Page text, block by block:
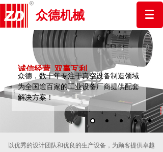
众德机械
诚信经营 双赢互利
众德，数十年专注于真空设备制造领域
为全国逾百家的工业设备厂商提供配套
解决方案！
以优秀的设计团队和优良的生产设备，为顾客提供卓越